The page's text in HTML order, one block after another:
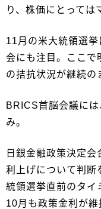
り、株価にとっては
11月の米大統領選
会にも注目。ここで
の拮抗状況が継続の
BRICS首脳会議に
み。
日銀金融政策決定
利上げについて判断
統領選挙直前のタイ
10月も政策金利が維